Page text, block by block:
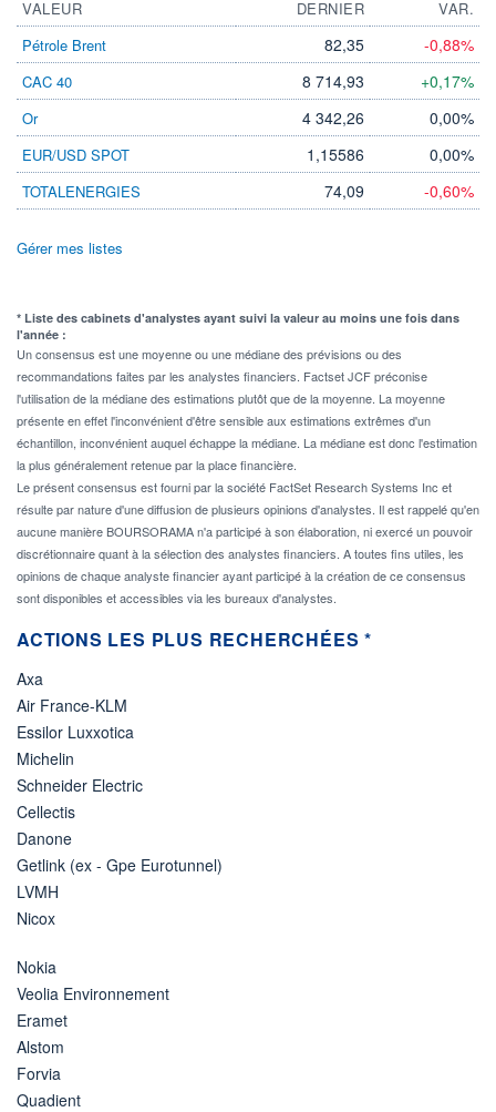
VALEUR DERNIER
VAR.
Pétrole Brent
82,35 -0,88%
CAC 40 8 714,93 +0,17%
Or 4 342,26 0,00%
EUR/USD SPOT 1,15586 0,00%
TOTALENERGIES 74,09 -0,60%
Gérer mes listes
* Liste des cabinets d'analystes ayant suivi la valeur au moins une fois dans
l'année :
Un consensus est une moyenne ou une médiane des prévisions ou des
recommandations faites par les analystes financiers. Factset JCF préconise
l'utilisation de la médiane des estimations plutôt que de la moyenne. La moyenne
présente en effet l'inconvénient d'être sensible aux estimations extrêmes d'un
échantillon, inconvénient auquel échappe la médiane. La médiane est donc l'estimation
la plus généralement retenue par la place financière.
Le présent consensus est fourni par la société FactSet Research Systems Inc et
résulte par nature d'une diffusion de plusieurs opinions d'analystes. Il est rappelé qu'en
aucune manière BOURSORAMA n'a participé à son élaboration, ni exercé un pouvoir
discrétionnaire quant à la sélection des analystes financiers. A toutes fins utiles, les
opinions de chaque analyste financier ayant participé à la création de ce consensus
sont disponibles et accessibles via les bureaux d'analystes.
ACTIONS LES PLUS RECHERCHÉES *
Axa
Air France-KLM
Essilor Luxxotica
Michelin
Schneider Electric
Cellectis
Danone
Getlink (ex - Gpe Eurotunnel)
LVMH
Nicox
Nokia
Veolia Environnement
Eramet
Alstom
Forvia
Quadient